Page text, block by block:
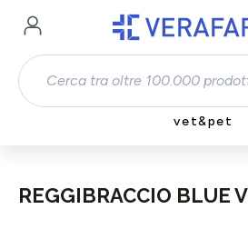
Passa al contenuto principale
vet&pet
REGGIBRACCIO BLUE